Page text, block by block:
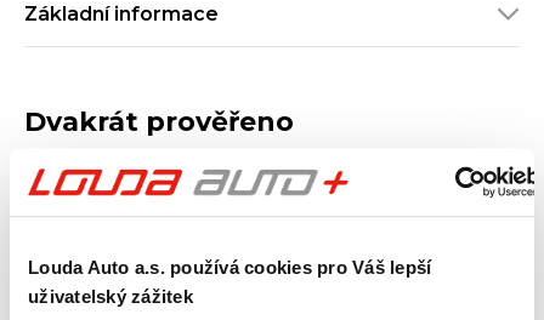
Louda Auto a.s. používá cookies pro Váš lepší
uživatelský zážitek
Základní informace
Dvakrát prověřeno
technického stavu a prověřením vozu od Cebia, díky
prověření pro jistotu při nákupu.